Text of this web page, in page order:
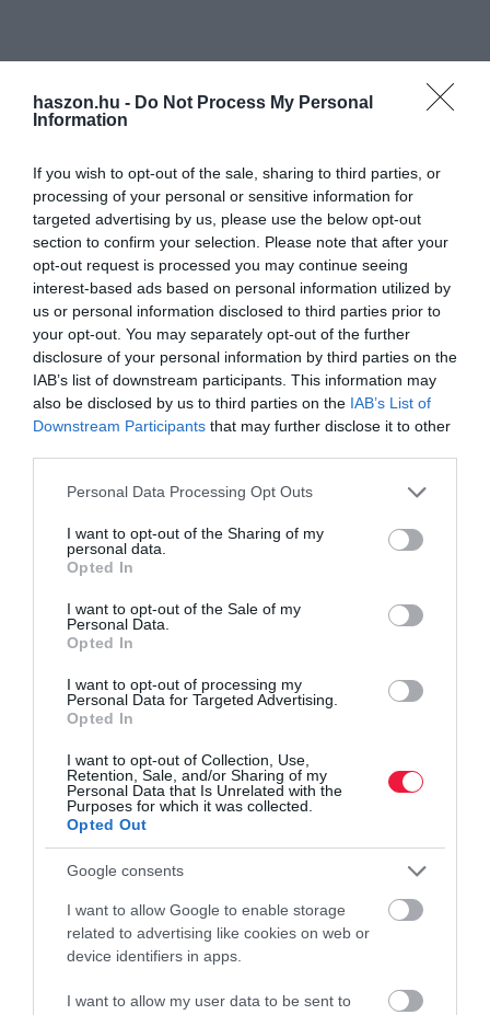
haszon.hu - Do Not Process My Personal
Information
If you wish to opt-out of the sale, sharing to third parties, or
processing of your personal or sensitive information for
targeted advertising by us, please use the below opt-out
section to confirm your selection. Please note that after your
opt-out request is processed you may continue seeing
interest-based ads based on personal information utilized by
us or personal information disclosed to third parties prior to
your opt-out. You may separately opt-out of the further
disclosure of your personal information by third parties on the
IAB’s list of downstream participants. This information may
also be disclosed by us to third parties on the IAB’s List of
Downstream Participants that may further disclose it to other
Please note that this website/app uses one or more Google
not limited to your visit or usage behaviour. You may click to
grant or deny consent to Google and its third-party tags to
use your data for below specified purposes in below Google
consent section.
Personal Data Processing Opt Outs
I want to opt-out of the Sharing of my
personal data.
Opted In
I want to opt-out of the Sale of my
Personal Data.
Opted In
I want to opt-out of processing my
Personal Data for Targeted Advertising.
Opted In
I want to opt-out of Collection, Use,
Retention, Sale, and/or Sharing of my
Personal Data that Is Unrelated with the
Purposes for which it was collected.
Opted Out
Google consents
I want to allow Google to enable storage
related to advertising like cookies on web or
device identifiers in apps.
I want to allow my user data to be sent to
PIACOK
20 százalék ráhagyással építkezel? Lehet, hogy
nem lesz elég
ráadásul a szakemberek szerint további drágulás várható, ami
jelentősen megnehezíti a költségek pontos tervezését.